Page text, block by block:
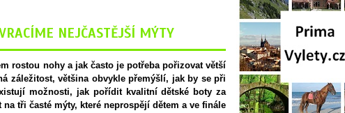
NEJČASTĚJŠÍ MÝTY
rostou nohy a jak často je potřeba pořizovat větší
záležitost, většina obvykle přemýšlí, jak by se při
možnosti, jak pořídit kvalitní dětské boty za
tři časté mýty, které neprospějí dětem a ve finále